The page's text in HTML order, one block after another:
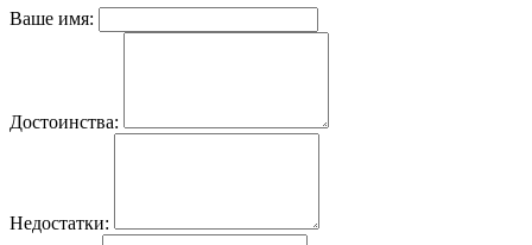
Ваше имя:
Достоинства:
Недостатки: